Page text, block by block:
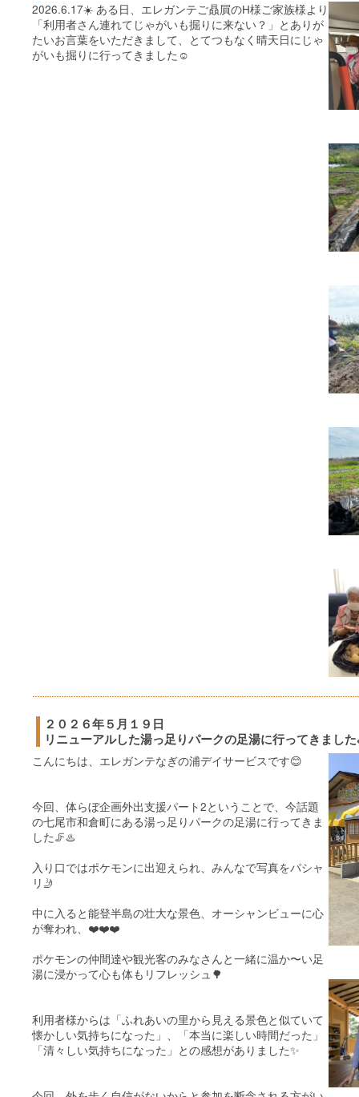
2026.6.17☀️ ある日、エレガンテご贔屓のH様ご家族様より
「利用者さん連れてじゃがいも掘りに来ない？」とありが
たいお言葉をいただきまして、とてつもなく晴天日にじゃ
がいも掘りに行ってきました☺️
２０２６年５月１９日
リニューアルした湯っ足りパークの足湯に行ってきまし
こんにちは、エレガンテなぎの浦デイサービスです😊
今回、体らぼ企画外出支援パート2ということで、今話題
の七尾市和倉町にある湯っ足りパークの足湯に行ってきま
した🦵♨️
入り口ではポケモンに出迎えられ、みんなで写真をパシャ
リ🤳
中に入ると能登半島の壮大な景色、オーシャンビューに心
が奪われ、❤️❤️❤️
ポケモンの仲間達や観光客のみなさんと一緒に温か〜い足
湯に浸かって心も体もリフレッシュ🌳
利用者様からは「ふれあいの里から見える景色と似ていて
懐かしい気持ちになった」、「本当に楽しい時間だった」
「清々しい気持ちになった」との感想がありました✨